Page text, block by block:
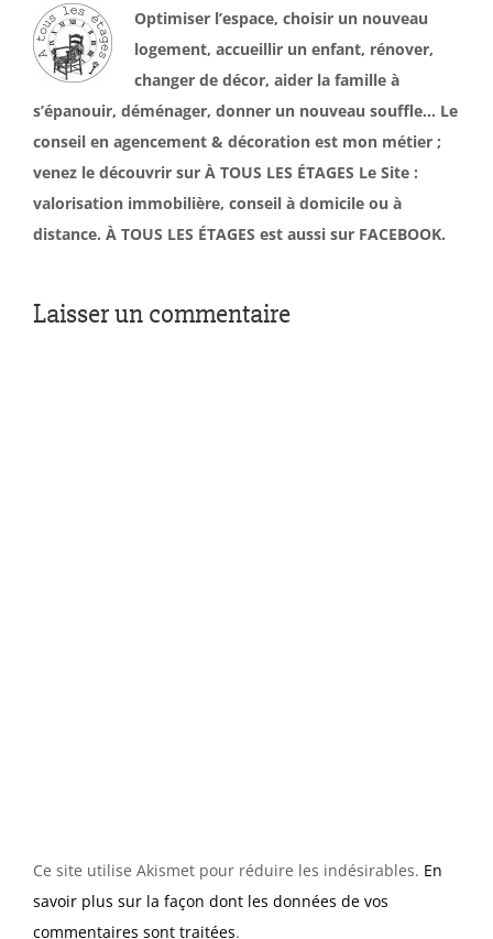
Optimiser l’espace, choisir un nouveau
logement, accueillir un enfant, rénover,
changer de décor, aider la famille à
s’épanouir, déménager, donner un nouveau souffle… Le
conseil en agencement & décoration est mon métier ;
venez le découvrir sur À TOUS LES ÉTAGES Le Site :
valorisation immobilière, conseil à domicile ou à
distance. À TOUS LES ÉTAGES est aussi sur FACEBOOK.
Laisser un commentaire
Ce site utilise Akismet pour réduire les indésirables. En
savoir plus sur la façon dont les données de vos
commentaires sont traitées.